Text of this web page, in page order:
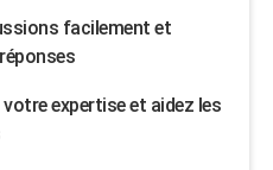
facilement et
expertise et aidez les